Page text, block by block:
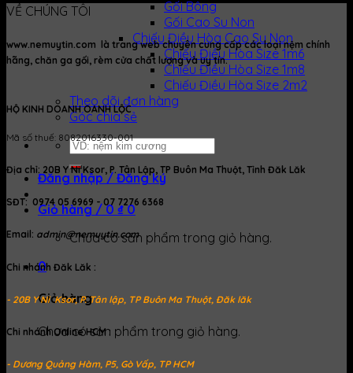
Gối Bông
Gối Cao Su Non
Chiếu Điều Hòa Cao Su Non
Chiếu Điều Hòa Size 1m6
Chiếu Điều Hòa Size 1m8
Chiếu Điều Hòa Size 2m2
Theo dõi đơn hàng
Góc chia sẻ
Tìm
Đăng nhập / Đăng ký
Giỏ hàng /0 ₫ 0
Chưa có sản phẩm trong giỏ hàng.
0
Giỏ hàng
Chưa có sản phẩm trong giỏ hàng.
VỀ CHÚNG TÔI
www.nemuytin.com là trang web chuyên cung cấp các loại nệm chính
hãng, chăn ga gối, rèm cửa chất lượng và uy tín.
HỘ KINH DOANH OANH LỘC
Mã số thuế: 8082016330-001
Địa chỉ: 20B Y Ni Ksor, P. Tân Lập, TP Buôn Ma Thuột, Tỉnh Đăk Lăk
SĐT: 0974 05 6969 - 07 7276 6368
Email: admin@nemuytin.com
Chi nhánh Đăk Lăk :
- 20B Y Ni Ksor, P. Tân lập, TP Buôn Ma Thuột, Đăk lăk
Chi nhánh Online HCM :
- Dương Quảng Hàm, P5, Gò Vấp, TP HCM